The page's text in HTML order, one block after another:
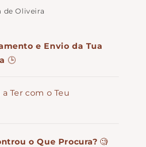
de Oliveira
e Envio da Tua
🕒
Ter com o Teu
o Que Procura? 🧐